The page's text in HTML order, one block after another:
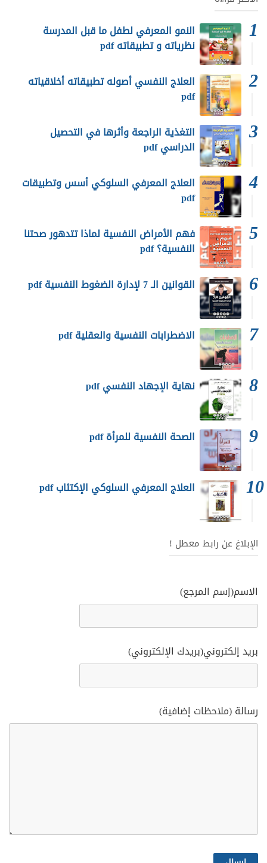
النمو المعرفي لطفل ما قبل المدرسة
نظرياته و تطبيقاته pdf
العلاج النفسي أصوله تطبيقاته أخلاقياته
pdf
التغذية الراجعة وأثرها في التحصيل
الدراسي pdf
العلاج المعرفي السلوكي أسس وتطبيقات
pdf
فهم الأمراض النفسية لماذا تتدهور صحتنا
النفسية؟ pdf
القوانين الـ 7 لإدارة الضغوط النفسية pdf
الاضطرابات النفسية والعقلية pdf
نهاية الإجهاد النفسي pdf
الصحة النفسية للمرأة pdf
العلاج المعرفي السلوكي الإكتئاب pdf
الإبلاغ عن رابط معطل !
الاسم(إسم المرجع)
بريد إلكتروني(بريدك الإلكتروني)
رسالة (ملاحظات إضافية)